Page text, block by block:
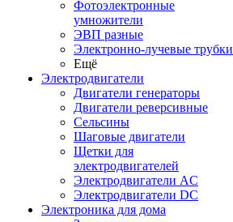
Фотоэлектронные
умножители
ЭВП разные
Электронно-лучевые трубки
Ещё
Электродвигатели
Двигатели генераторы
Двигатели реверсивные
Сельсины
Шаговые двигатели
Щетки для
электродвигателей
Электродвигатели AC
Электродвигатели DC
Электроника для дома